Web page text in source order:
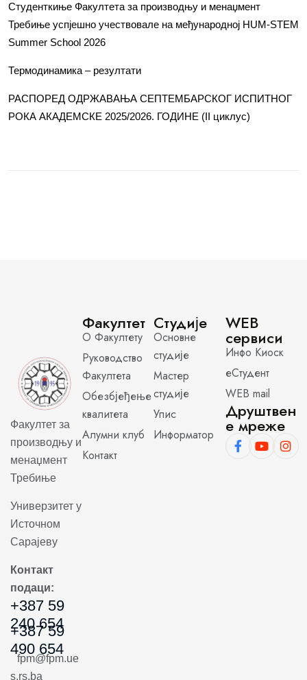
Студенткиње Факултета за производњу и менаџмент
Требиње успјешно учествовале на међународној HUM-STEM
Summer School 2026
Термодинамика – резултати
РАСПОРЕД ОДРЖАВАЊА СЕПТЕМБАРСКОГ ИСПИТНОГ
РОКА АКАДЕМСКЕ 2025/2026. ГОДИНЕ (II циклус)
Факултет за
производњу и
менаџмент
Требиње
Универзитет у
Источном
Сарајеву
Контакт
подаци:
+387 59
240 654
+387 59
490 654
fpm@fpm.ue
s.rs.ba
Факултет
О Факултету
Руководство
Факултета
Обезбјеђење
квалитета
Алумни клуб
Контакт
Студије
Основне
студије
Мастер
студије
Упис
Информатор
WEB
сервиси
Инфо Киоск
еСтудент
WEB mail
Друштвен
е мреже